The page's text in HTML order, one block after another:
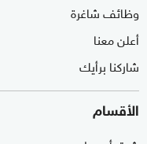
وظائف شاغرة
أعلن معنا
شاركنا برأيك
الأقسام